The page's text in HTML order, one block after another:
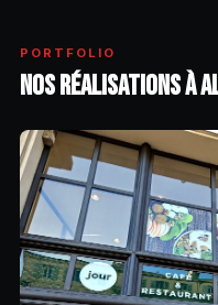
PORTFOLIO
NOS RÉALISATIONS À